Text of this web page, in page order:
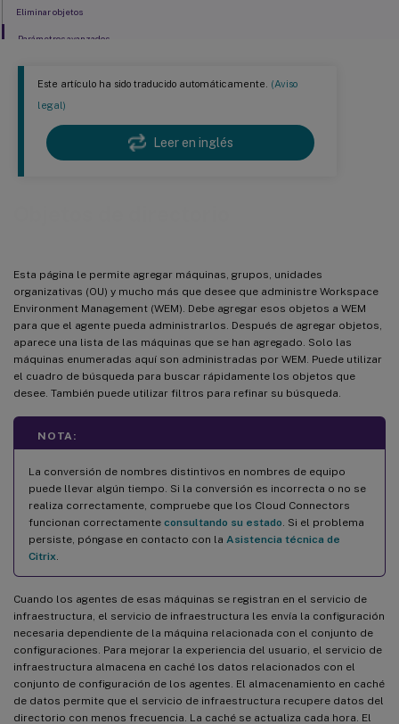
Este artículo ha sido traducido automáticamente. (Aviso
legal)
Leer en inglés
Esta página le permite agregar máquinas, grupos, unidades
organizativas (OU) y mucho más que desee que administre Workspace
Environment Management (WEM). Debe agregar esos objetos a WEM
para que el agente pueda administrarlos. Después de agregar objetos,
aparece una lista de las máquinas que se han agregado. Solo las
máquinas enumeradas aquí son administradas por WEM. Puede utilizar
el cuadro de búsqueda para buscar rápidamente los objetos que
desee. También puede utilizar filtros para refinar su búsqueda.
NOTA:
La conversión de nombres distintivos en nombres de equipo
puede llevar algún tiempo. Si la conversión es incorrecta o no se
realiza correctamente, compruebe que los Cloud Connectors
funcionan correctamente consultando su estado . Si el problema
persiste, póngase en contacto con la Asistencia técnica de
Citrix
Cuando los agentes de esas máquinas se registran en el servicio de
infraestructura, el servicio de infraestructura les envía la configuración
necesaria dependiente de la máquina relacionada con el conjunto de
configuraciones. Para mejorar la experiencia del usuario, el servicio de
infraestructura almacena en caché los datos relacionados con el
conjunto de configuración de los agentes. El almacenamiento en caché
de datos permite que el servicio de infraestructura recupere datos del
directorio con menos frecuencia. La caché se actualiza cada hora. El
Eliminar objetos
Parámetros avanzados